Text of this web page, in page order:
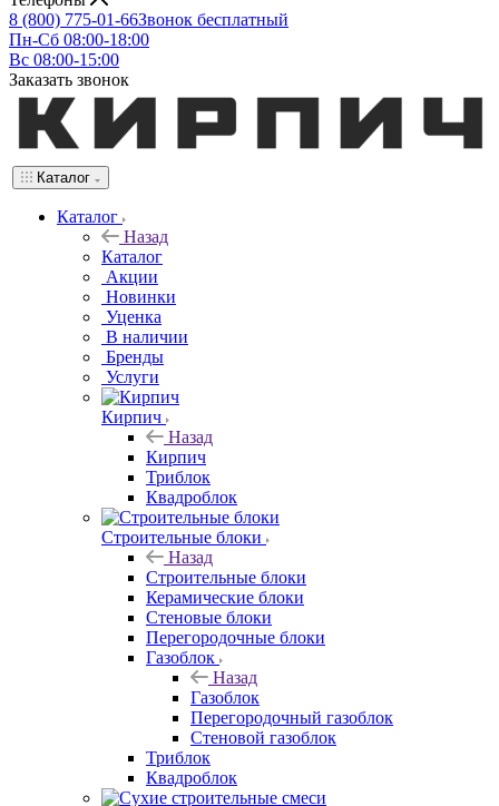
8 (800) 775-01-66Звонок бесплатный
Пн-Сб 08:00-18:00
Вс 08:00-15:00
Заказать звонок
Каталог
Каталог
Назад
Каталог
Акции
Новинки
Уценка
В наличии
Бренды
Услуги
Кирпич
Назад
Кирпич
Триблок
Квадроблок
Строительные блоки
Назад
Строительные блоки
Керамические блоки
Стеновые блоки
Перегородочные блоки
Газоблок
Назад
Газоблок
Перегородочный газоблок
Стеновой газоблок
Триблок
Квадроблок